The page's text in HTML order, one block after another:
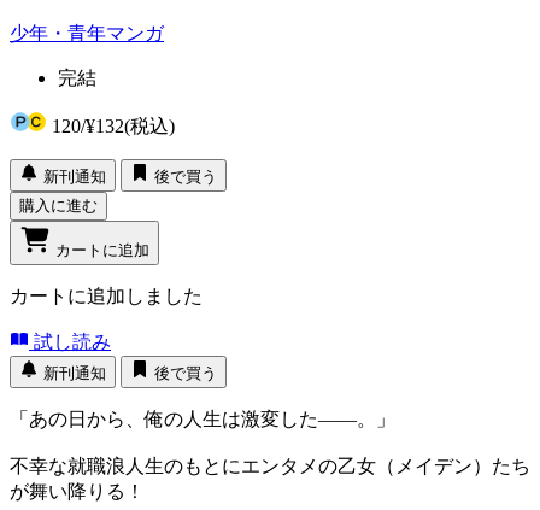
少年・青年マンガ
完結
120/¥132(税込)
新刊通知
後で買う
購入に進む
カートに追加
カートに追加しました
試し読み
新刊通知 後で買う
「あの日から、俺の人生は激変した――。」
不幸な就職浪人生のもとにエンタメの乙女（メイデン）たち
が舞い降りる！